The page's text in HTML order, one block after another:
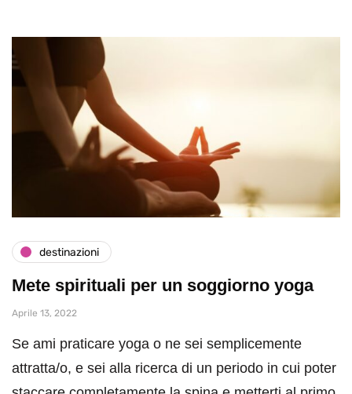
destinazioni
Mete spirituali per un soggiorno yoga
Aprile 13, 2022
Se ami praticare yoga o ne sei semplicemente
attratta/o, e sei alla ricerca di un periodo in cui poter